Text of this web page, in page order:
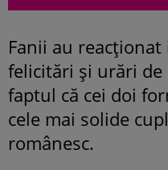
Fanii au
felicitări și urări
faptul că cei doi
cele mai solide
românesc.